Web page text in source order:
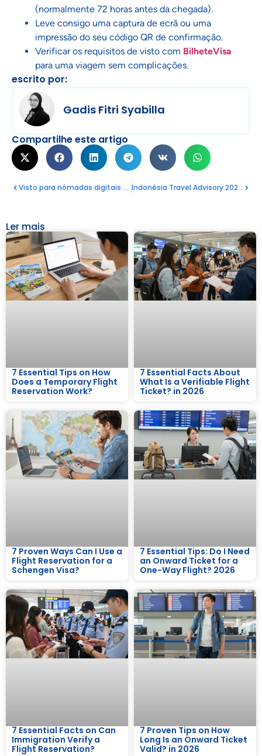
(normalmente 72 horas antes da chegada).
Leve consigo uma captura de ecrã ou uma
impressão do seu código QR de confirmação.
Verificar os requisitos de visto com BilheteVisa
para uma viagem sem complicações.
escrito por:
Gadis Fitri Syabilla
Compartilhe este artigo
Visto para nómadas digitais na Eslovénia: um guia completo para profissionais remotos Indonésia Travel Advisory 2025 : Orientações actualizadas para os turistas no contexto das manifestações a nível nacional
Ler mais
7 Essential Tips on How
Does a Temporary Flight
Reservation Work?
7 Essential Facts About
What Is a Verifiable Flight
Ticket? in 2026
7 Proven Ways Can I Use a
Flight Reservation for a
Schengen Visa?
7 Essential Tips: Do I Need
an Onward Ticket for a
One-Way Flight? 2026
7 Essential Facts on Can
Immigration Verify a
Flight Reservation?
7 Proven Tips on How
Long Is an Onward Ticket
Valid? in 2026